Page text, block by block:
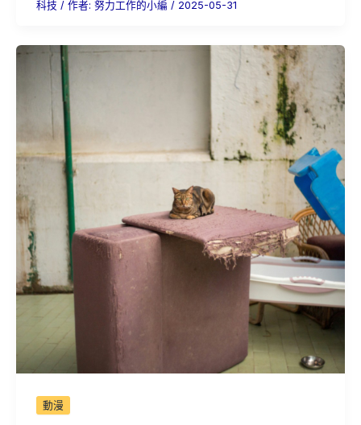
科技 / 作者: 努力工作的小編 / 2025-05-31
動漫